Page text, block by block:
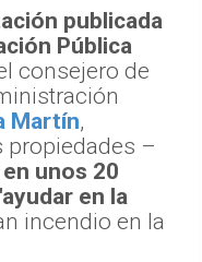
publicada
Pública
consejero de
Martín,
propiedades –
unos 20
en la
incendio en la